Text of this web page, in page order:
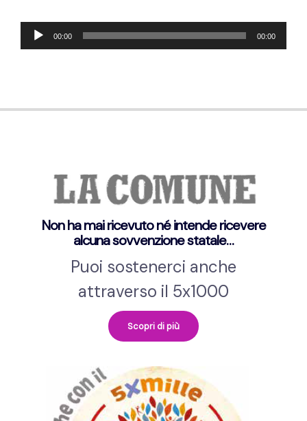
Audio
Player
00:00 00:00
Non ha mai ricevuto né intende ricevere
alcuna sovvenzione statale…
Puoi sostenerci anche
attraverso il 5x1000
Scopri di più